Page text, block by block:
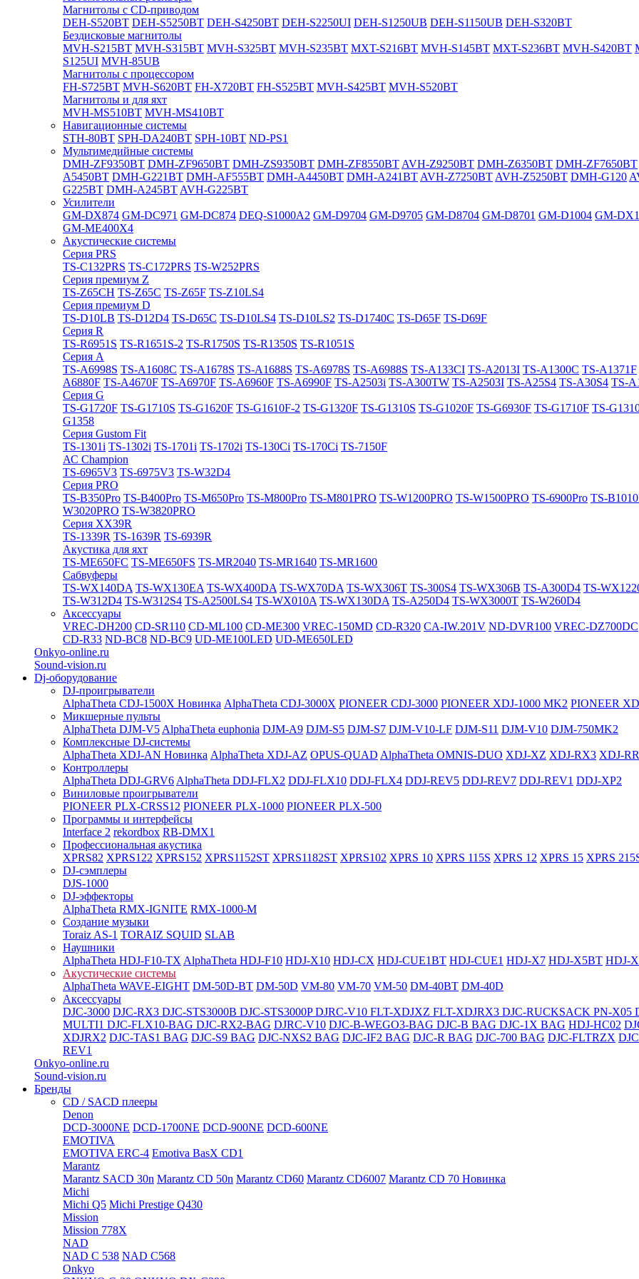
Магнитолы с CD-приводом
DEH-S520BT DEH-S5250BT DEH-S4250BT DEH-S2250UI DEH-S1250UB DEH-S1150UB DEH-S320BT
Бездисковые магнитолы
MVH-S215BT MVH-S315BT MVH-S325BT MVH-S235BT MXT-S216BT MVH-S145BT MXT-S236BT MVH-S420BT
S125UI MVH-85UB
Магнитолы с процессором
FH-S725BT MVH-S620BT FH-X720BT FH-S525BT MVH-S425BT MVH-S520BT
Магнитолы и для яхт
MVH-MS510BT MVH-MS410BT
Навигационные системы
STH-80BT SPH-DA240BT SPH-10BT ND-PS1
Мультимедийные системы
DMH-ZF9350BT DMH-ZF9650BT DMH-ZS9350BT DMH-ZF8550BT AVH-Z9250BT DMH-Z6350BT DMH-ZF7650BT
A5450BT DMH-G221BT DMH-AF555BT DMH-A4450BT DMH-A241BT AVH-Z7250BT AVH-Z5250BT DMH-G120
G225BT DMH-A245BT AVH-G225BT
Усилители
GM-DX874 GM-DC971 GM-DC874 DEQ-S1000A2 GM-D9704 GM-D9705 GM-D8704 GM-D8701 GM-D1004 GM-
GM-ME400X4
Акустические системы
Cерия PRS
TS-C132PRS TS-C172PRS TS-W252PRS
Cерия премиум Z
TS-Z65CH TS-Z65C TS-Z65F TS-Z10LS4
Cерия премиум D
TS-D10LB TS-D12D4 TS-D65C TS-D10LS4 TS-D10LS2 TS-D1740C TS-D65F TS-D69F
Cерия R
TS-R6951S TS-R1651S-2 TS-R1750S TS-R1350S TS-R1051S
Cерия A
TS-A6998S TS-A1608C TS-A1678S TS-A1688S TS-A6978S TS-A6988S TS-A133CI TS-A2013I TS-A1300C TS-A1371F
A6880F TS-A4670F TS-A6970F TS-A6960F TS-A6990F TS-A2503i TS-A300TW TS-A2503I TS-A25S4 TS-A30S4 TS-
Cерия G
TS-G1720F TS-G1710S TS-G1620F TS-G1610F-2 TS-G1320F TS-G1310S TS-G1020F TS-G6930F TS-G1710F TS-
G1358
Cерия Gustom Fit
TS-1301i TS-1302i TS-1701i TS-1702i TS-130Ci TS-170Ci TS-7150F
АС Champion
TS-6965V3 TS-6975V3 TS-W32D4
Cерия PRO
TS-B350Pro TS-B400Pro TS-M650Pro TS-M800Pro TS-M801PRO TS-W1200PRO TS-W1500PRO TS-6900Pro TS-
W3020PRO TS-W3820PRO
Cерия XX39R
TS-1339R TS-1639R TS-6939R
Акустика для яхт
TS-ME650FC TS-ME650FS TS-MR2040 TS-MR1640 TS-MR1600
Сабвуферы
TS-WX140DA TS-WX130EA TS-WX400DA TS-WX70DA TS-WX306T TS-300S4 TS-WX306B TS-A300D4 TS-
TS-W312D4 TS-W312S4 TS-A2500LS4 TS-WX010A TS-WX130DA TS-A250D4 TS-WX3000T TS-W260D4
Аксессуары
VREC-DH200 CD-SR110 CD-ML100 CD-ME300 VREC-150MD CD-R320 CA-IW.201V ND-DVR100 VREC-DZ700DC
CD-R33 ND-BC8 ND-BC9 UD-ME100LED UD-ME650LED
Onkyo-online.ru
Sound-vision.ru
Dj-оборудование
DJ-проигрыватели
AlphaTheta CDJ-1500X Новинка AlphaTheta CDJ-3000X PIONEER CDJ-3000 PIONEER XDJ-1000 MK2 PIONEER
Микшерные пульты
AlphaTheta DJM-V5 AlphaTheta euphonia DJM-A9 DJM-S5 DJM-S7 DJM-V10-LF DJM-S11 DJM-V10 DJM-750MK2
Комплексные DJ-системы
AlphaTheta XDJ-AN Новинка AlphaTheta XDJ-AZ OPUS-QUAD AlphaTheta OMNIS-DUO XDJ-XZ XDJ-RX3 XDJ-RR
Контроллеры
AlphaTheta DDJ-GRV6 AlphaTheta DDJ-FLX2 DDJ-FLX10 DDJ-FLX4 DDJ-REV5 DDJ-REV7 DDJ-REV1 DDJ-XP2
Виниловые проигрыватели
PIONEER PLX-CRSS12 PIONEER PLX-1000 PIONEER PLX-500
Программы и интерфейсы
Interface 2 rekordbox RB-DMX1
Профессиональная акустика
XPRS82 XPRS122 XPRS152 XPRS1152ST XPRS1182ST XPRS102 XPRS 10 XPRS 115S XPRS 12 XPRS 15 XPRS
DJ-сэмплеры
DJS-1000
DJ-эффекторы
AlphaTheta RMX-IGNITE RMX-1000-M
Создание музыки
Toraiz AS-1 TORAIZ SQUID SLAB
Наушники
AlphaTheta HDJ-F10-TX AlphaTheta HDJ-F10 HDJ-X10 HDJ-CX HDJ-CUE1BT HDJ-CUE1 HDJ-X7 HDJ-X5BT HDJ-
Акустические системы
AlphaTheta WAVE-EIGHT DM-50D-BT DM-50D VM-80 VM-70 VM-50 DM-40BT DM-40D
Аксессуары
DJC-3000 DJC-RX3 DJC-STS3000B DJC-STS3000PDJRC-V10 FLT-XDJXZ FLT-XDJRX3 DJC-RUCKSACK PN-X05
MULTI1 DJC-FLX10-BAG DJC-RX2-BAG DJRC-V10 DJC-B-WEGO3-BAG DJC-B BAG DJC-1X BAG HDJ-HC02
XDJRX2 DJC-TAS1 BAG DJC-S9 BAG DJC-NXS2 BAG DJC-IF2 BAG DJC-R BAG DJC-700 BAG DJC-FLTRZX
REV1
Onkyo-online.ru
Sound-vision.ru
Бренды
CD / SACD плееры
Denon
DCD-3000NE DCD-1700NE DCD-900NE DCD-600NE
EMOTIVA
EMOTIVA ERC-4 Emotiva BasX CD1
Marantz
Marantz SACD 30n Marantz CD 50n Marantz CD60 Marantz CD6007 Marantz CD 70 Новинка
Michi
Michi Q5 Michi Prestige Q430
Mission
Mission 778X
NAD
NAD C 538 NAD C568
Onkyo